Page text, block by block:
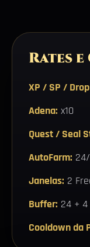
Rates
XP / SP /
Adena: x10
Quest / Seal
AutoFarm:
Janelas: 2
Buffer: 24 +
Cooldown da